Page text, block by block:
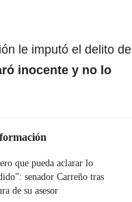
le imputó el delito de
inocente y no lo
que pueda aclarar lo
senador Carreño tras
de su asesor